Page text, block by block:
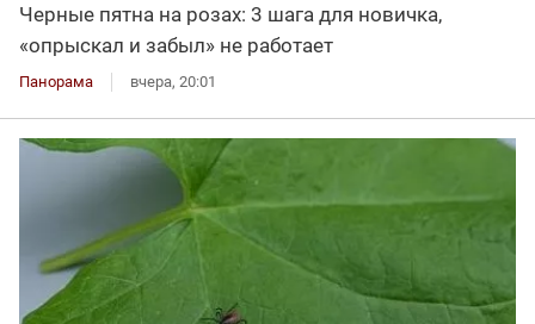
Черные пятна на розах: 3 шага для новичка,
«опрыскал и забыл» не работает
Панорама вчера, 20:01